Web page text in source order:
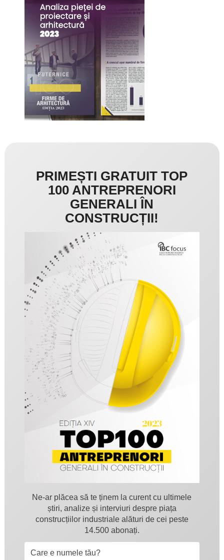
PRIMEȘTI GRATUIT TOP
100 ANTREPRENORI
GENERALI ÎN
CONSTRUCȚII!
Ne-ar plăcea să te ținem la curent cu ultimele
știri, analize și interviuri despre piața
construcțiilor industriale alături de cei peste
14.500 abonați.